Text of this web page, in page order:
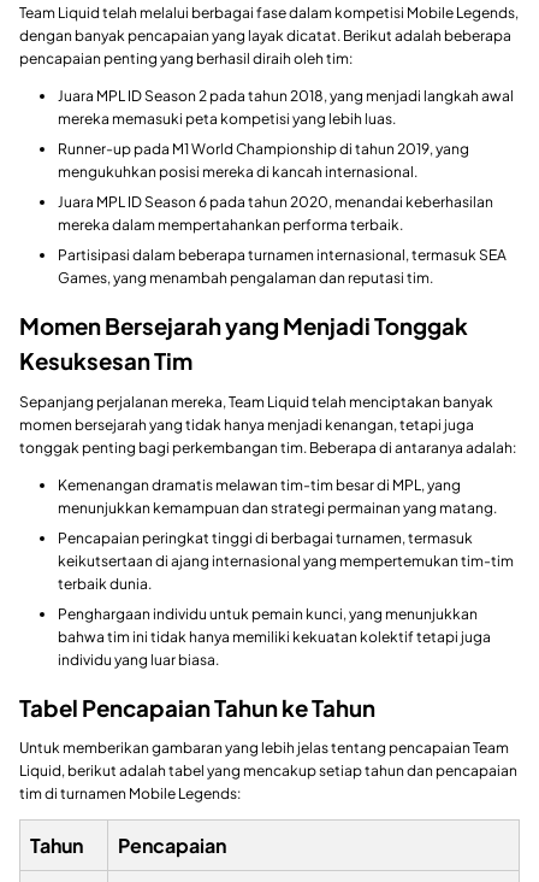
Team Liquid telah melalui berbagai fase dalam kompetisi Mobile Legends,
dengan banyak pencapaian yang layak dicatat. Berikut adalah beberapa
pencapaian penting yang berhasil diraih oleh tim:
Juara MPL ID Season 2 pada tahun 2018, yang menjadi langkah awal
mereka memasuki peta kompetisi yang lebih luas.
Runner-up pada M1 World Championship di tahun 2019, yang
mengukuhkan posisi mereka di kancah internasional.
Juara MPL ID Season 6 pada tahun 2020, menandai keberhasilan
mereka dalam mempertahankan performa terbaik.
Partisipasi dalam beberapa turnamen internasional, termasuk SEA
Games, yang menambah pengalaman dan reputasi tim.
Momen Bersejarah yang Menjadi Tonggak
Kesuksesan Tim
Sepanjang perjalanan mereka, Team Liquid telah menciptakan banyak
momen bersejarah yang tidak hanya menjadi kenangan, tetapi juga
tonggak penting bagi perkembangan tim. Beberapa di antaranya adalah:
Kemenangan dramatis melawan tim-tim besar di MPL, yang
menunjukkan kemampuan dan strategi permainan yang matang.
Pencapaian peringkat tinggi di berbagai turnamen, termasuk
keikutsertaan di ajang internasional yang mempertemukan tim-tim
terbaik dunia.
Penghargaan individu untuk pemain kunci, yang menunjukkan
bahwa tim ini tidak hanya memiliki kekuatan kolektif tetapi juga
individu yang luar biasa.
Tabel Pencapaian Tahun ke Tahun
Untuk memberikan gambaran yang lebih jelas tentang pencapaian Team
Liquid, berikut adalah tabel yang mencakup setiap tahun dan pencapaian
tim di turnamen Mobile Legends:
Tahun Pencapaian